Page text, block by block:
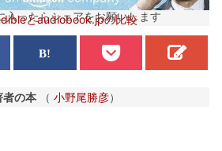
とaudiobook.jpの比較
入ったらシェアをお願いします
者の本 （ 小野尾勝彦）